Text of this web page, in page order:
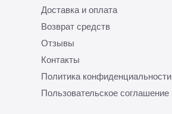
Доставка и оплата
Возврат средств
Отзывы
Контакты
Политика конфиденциальности
Пользовательское соглашение